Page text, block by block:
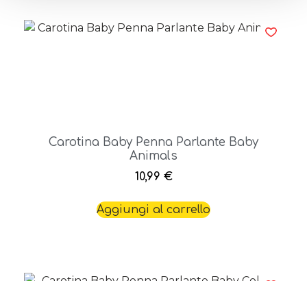
Carotina Baby Penna Parlante Baby
Animals
10,99 €
Aggiungi al carrello